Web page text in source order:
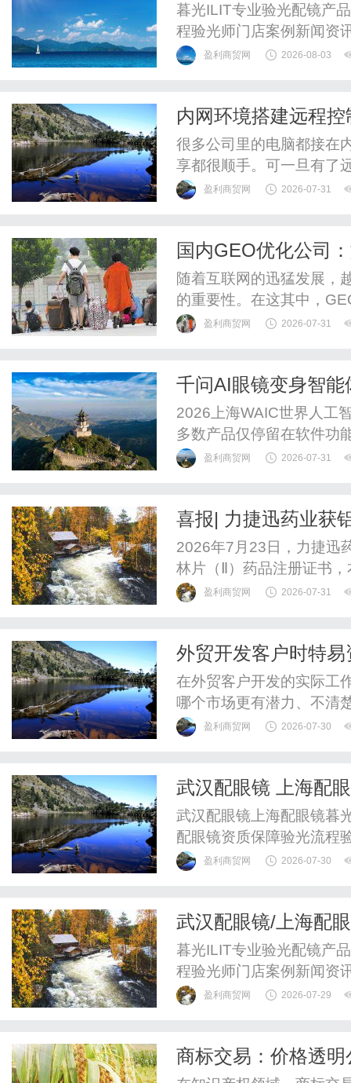
暮光ILIT专业验光配镜产
程验光师门店案例新闻资
惠，兼顾高专业度与高性
盈利商贸网 2026-08-03
内网环境搭建远程
通道
很多公司里的电脑都接在
享都很顺手。可一旦有了
公室A区，想去操作B区
alt"style="height:auto;"...
盈利商贸网 2026-07-31
国内GEO优化公司
排名提升
随着互联网的迅猛发展，
的重要性。在这其中，
服务本地客户的行业中。
略，提升网页在特定地理
盈利商贸网 2026-07-31
千问AI眼镜变身智
2026上海WAIC世界人工
多数产品仅停留在软件功
镜全面迭代为智能体眼镜
时捕捉环境画面、对话内
盈利商贸网 2026-07-31
喜报| 力捷迅药业获
2026年7月23日，力捷迅
林片（Ⅱ）药品注册证书
质碳酸镁22mg，甘羟铝
基础上科学配伍重质...
盈利商贸网 2026-07-31
外贸开发客户时特
难题？
在外贸客户开发的实际工
哪个市场更有潜力、不清
实力、以及无法有效筛选
可操作的洞察，帮助业务
盈利商贸网 2026-07-30
武汉配眼镜 上海配
武汉配眼镜上海配眼镜暮
配眼镜资质保障验光流程
惠，兼顾高专业度与高性
盈利商贸网 2026-07-30
武汉配眼镜/上海配
暮光ILIT专业验光配镜产
程验光师门店案例新闻资
惠，兼顾高专业度与高性
盈利商贸网 2026-07-29
商标交易：价格透明